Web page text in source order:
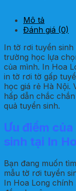
Mô tả
Đánh giá (0)
In tờ rơi tuyển
trường học lựa
của mình. In Hoa
in tờ rơi tờ gấp
học giá rẻ Hà Nội.
hấp dẫn chắc
quả tuyển sinh.
Ưu điểm
sinh tại In
Bạn đang muốn
mẫu tờ rơi tuyển
In Hoa Long